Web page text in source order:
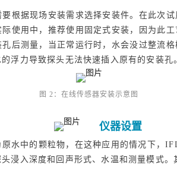
根据现场安装需求选择安装件。在此次
使用中，推荐使用固定式安装，因为此
后测量，当正常运行时，水会没过整流
浮力导致探头无法快速插入原有的安装孔
图 2：在线传感器安装示意图
仪器设置
水中的颗粒物，在这种应用的情况下，
浸入深度和回声形式、水温和测量模式。